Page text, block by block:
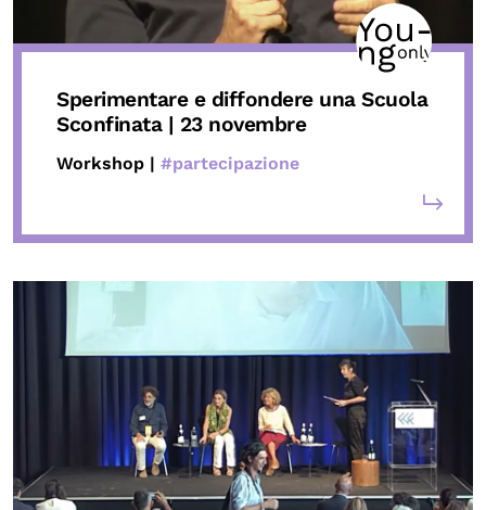
Progetti Nazionali
Pubblicazioni
Storie di Resistenza, ottant’anni dopo
Elezioni dal mondo
OLTRE LA SCUOLA
Attività per bambine e bambini
Programmi per le scuole
Under25
Classici del Pensiero Politico
Sperimentare e diffondere una Scuola
Sconfinata | 23 novembre
Workshop | #partecipazione